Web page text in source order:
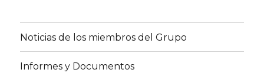
Noticias de los miembros del Grupo
Informes y Documentos